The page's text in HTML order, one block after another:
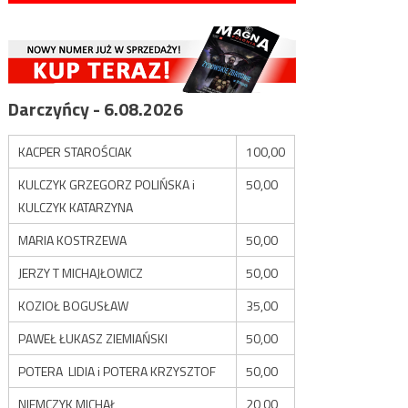
Darczyńcy - 6.08.2026
KACPER STAROŚCIAK
100,00
KULCZYK GRZEGORZ POLIŃSKA i
KULCZYK KATARZYNA
50,00
MARIA KOSTRZEWA
50,00
JERZY T MICHAJŁOWICZ
50,00
KOZIOŁ BOGUSŁAW
35,00
PAWEŁ ŁUKASZ ZIEMIAŃSKI
50,00
POTERA LIDIA i POTERA KRZYSZTOF
50,00
NIEMCZYK MICHAŁ
20,00